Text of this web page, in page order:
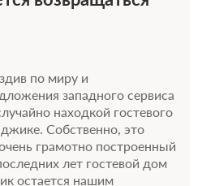
по миру и
западного сервиса
находкой гостевого
Собственно, это
грамотно построенный
лет гостевой дом
остается нашим